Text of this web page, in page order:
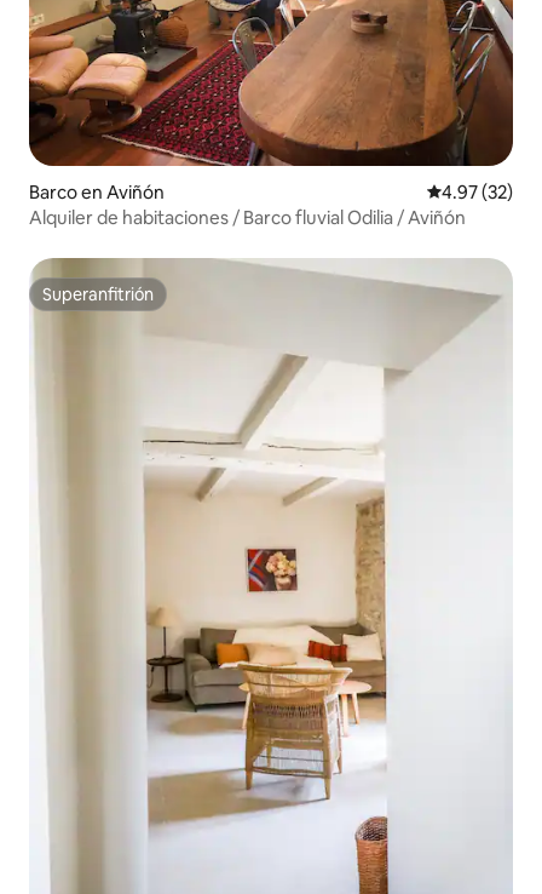
Barco en Aviñón Calificación
4.97 (32)
Alquiler de habitaciones / Barco fluvial Odilia / Aviñón
Superanfitrión
Superanfitrión